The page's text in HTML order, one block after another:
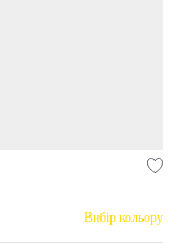
Вибір кольору